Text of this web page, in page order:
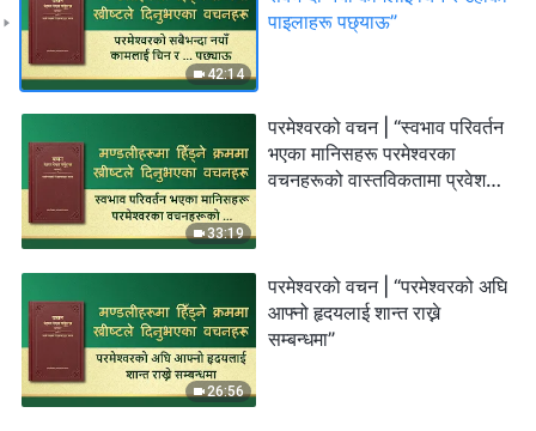
42:14
पाइलाहरू पछ्याऊ”
33:19
परमेश्‍वरको वचन | “स्वभाव परिवर्तन
भएका मानिसहरू परमेश्‍वरका
वचनहरूको वास्तविकतामा प्रवेश
26:56
परमेश्‍वरको वचन | “परमेश्‍वरको अघि
आफ्नो हृदयलाई शान्त राख्ने
सम्‍बन्धमा”